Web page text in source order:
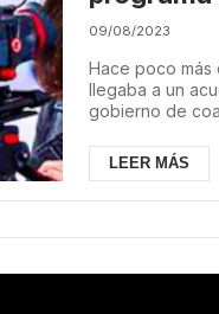
09/08/2023
Hace poco más
llegaba a un
gobierno de
LEER MÁS